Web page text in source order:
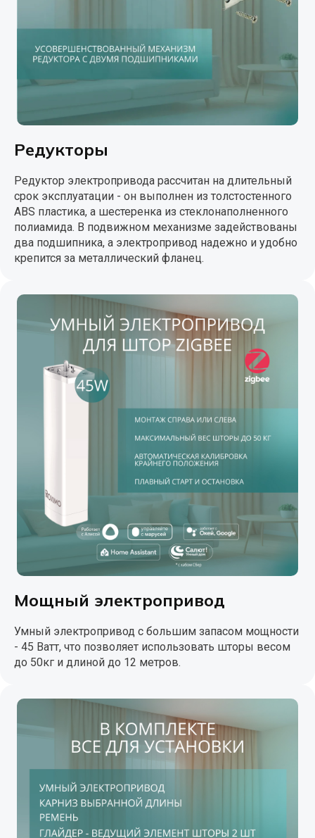
Редукторы
Редуктор электропривода рассчитан на длительный
срок эксплуатации - он выполнен из толстостенного
ABS пластика, а шестеренка из стеклонаполненного
полиамида. В подвижном механизме задействованы
два подшипника, а электропривод надежно и удобно
крепится за металлический фланец.
Мощный электропривод
Умный электропривод с большим запасом мощности
- 45 Ватт, что позволяет использовать шторы весом
до 50кг и длиной до 12 метров.